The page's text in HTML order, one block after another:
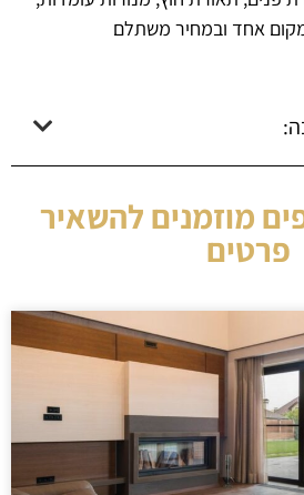
אחד ובמחיר משתלם
מוזמנים להשאיר
פרטים